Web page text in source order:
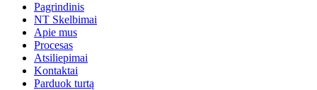
Pagrindinis
NT Skelbimai
Apie mus
Procesas
Atsiliepimai
Kontaktai
Parduok turtą